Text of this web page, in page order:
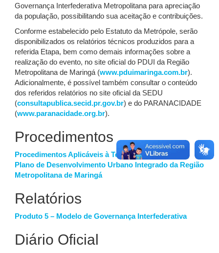
Governança Interfederativa Metropolitana para apreciação
da população, possibilitando sua aceitação e contribuições.
Conforme estabelecido pelo Estatuto da Metrópole, serão
disponibilizados os relatórios técnicos produzidos para a
referida Etapa, bem como demais informações sobre a
realização do evento, no site oficial do PDUI da Região
Metropolitana de Maringá (www.pduimaringa.com.br).
Adicionalmente, é possível também consultar o conteúdo
dos referidos relatórios no site oficial da SEDU
(consultapublica.secid.pr.gov.br) e do PARANACIDADE
(www.paranacidade.org.br).
Procedimentos
Procedimentos Aplicáveis à Terceira Audiência do
Plano de Desenvolvimento Urbano Integrado da Região
Metropolitana de Maringá
Relatórios
Produto 5 – Modelo de Governança Interfederativa
Diário Oficial